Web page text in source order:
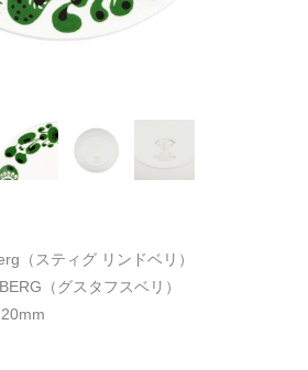
（スティグ リンドベリ）
（グスタフスベリ）